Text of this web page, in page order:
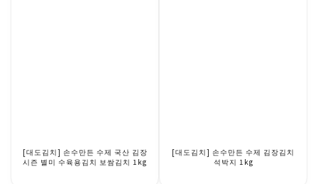
[대도김치] 손수만든 수제 국산 김장
시즌 별미 수육용김치 보쌈김치 1kg
[대도김치] 손수만든 수제 김장김치
석박지 1kg